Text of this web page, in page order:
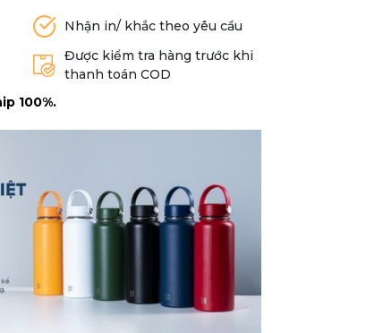
Nhận in/ khắc theo yêu cầu
Được kiểm tra hàng trước khi
thanh toán COD
100%.